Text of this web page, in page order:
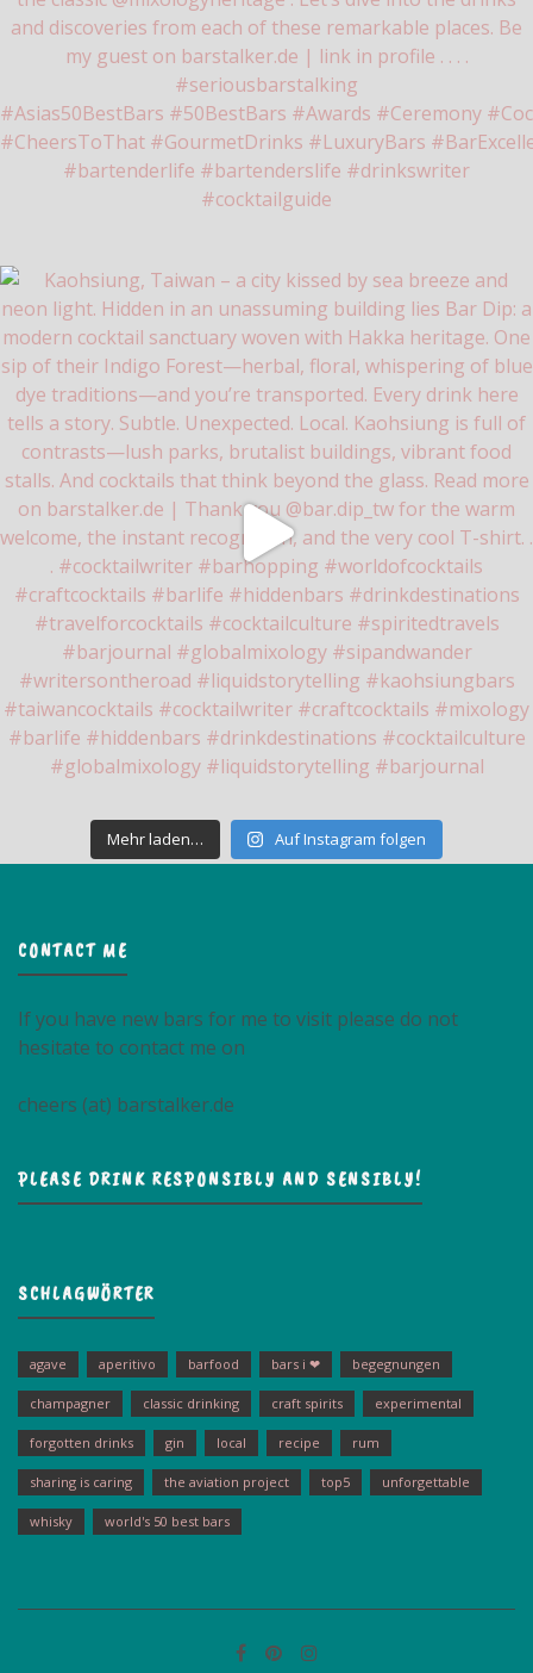
Mehr laden… Auf Instagram folgen
CONTACT ME
If you have new bars for me to visit please do not
hesitate to contact me on
cheers (at) barstalker.de
PLEASE DRINK RESPONSIBLY AND SENSIBLY!
SCHLAGWÖRTER
agave aperitivo barfood bars i ❤ begegnungen
champagner classic drinking craft spirits experimental
forgotten drinks gin local recipe rum
sharing is caring the aviation project top5 unforgettable
whisky world's 50 best bars